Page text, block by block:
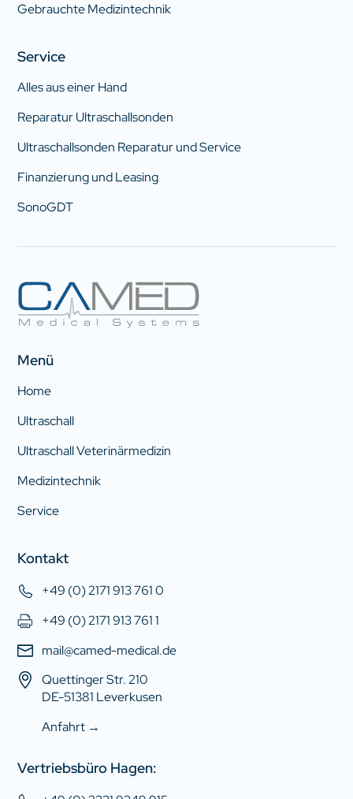
Gebrauchte Medizintechnik
Service
Alles aus einer Hand
Reparatur Ultraschallsonden
Ultraschallsonden Reparatur und Service
Finanzierung und Leasing
SonoGDT
Menü
Home
Ultraschall
Ultraschall Veterinärmedizin
Medizintechnik
Service
Kontakt
+49 (0) 2171 913 761 0
+49 (0) 2171 913 761 1
mail@camed-medical.de
Quettinger Str. 210
DE-51381 Leverkusen
Anfahrt →
Vertriebsbüro Hagen: